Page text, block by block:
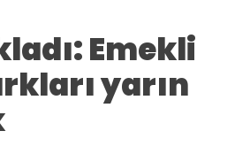
Emekli
yarın